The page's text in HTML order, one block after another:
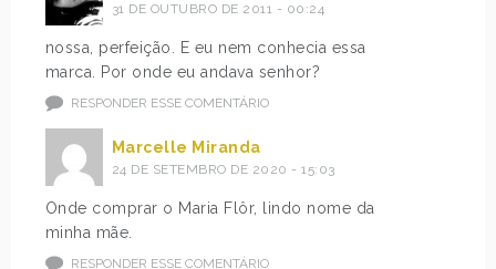
31 DE OUTUBRO DE 2011 - 00:24
nossa, perfeição. E eu nem conhecia essa
marca. Por onde eu andava senhor?
RESPONDER ESSE COMENTÁRIO
Marcelle Miranda
24 DE SETEMBRO DE 2020 - 15:03
Onde comprar o Maria Flôr, lindo nome da
minha mãe.
RESPONDER ESSE COMENTÁRIO